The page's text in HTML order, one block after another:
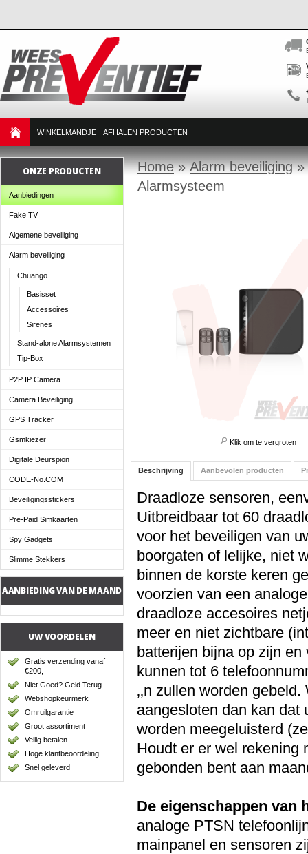
WINKELMANDJE AFHALEN PRODUCTEN
ONZE PRODUCTEN
Aanbiedingen
Fake TV
Algemene beveiliging
Alarm beveiliging
Chuango
Basisset
Accessoires
Sirenes
Stand-alone Alarmsystemen
Tip-Box
P2P IP Camera
Camera Beveiliging
GPS Tracker
Gsmkiezer
Digitale Deurspion
CODE-No.COM
Beveiligingsstickers
Pre-Paid Simkaarten
Spy Gadgets
Slimme Stekkers
AANBIEDING VAN DE MAAND
UW VOORDELEN
Gratis verzending vanaf
€200,-
Niet Goed? Geld Terug
Webshopkeurmerk
Omruilgarantie
Groot assortiment
Veilig betalen
Hoge klantbeoordeling
Snel geleverd
Home»Alarm beveiliging»
Alarmsysteem
Klik om te vergroten
Beschrijving Aanbevolen producten
Draadloze sensoren,
Uitbreidbaar tot 60
voor het beveiligen van
boorgaten of lelijke, niet
binnen de korste keren
voorzien van een
draadloze accesoires
meer en niet zichtbare
batterijen bijna op zijn
kunnen tot 6
‚‚n zullen worden
aangesloten dan kan dat
worden meegeluisterd
Houdt er er wel rekening
gebonden bent aan
De eigenschappen van
analoge PTSN
mainpanel en sensoren